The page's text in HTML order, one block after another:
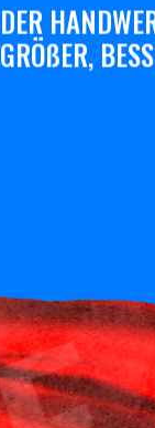
DER
GRÖßER,